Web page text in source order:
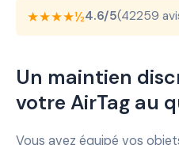
★★★★½4.6/5(42259
Un maintien
votre AirTag au
Vous avez équipé vos